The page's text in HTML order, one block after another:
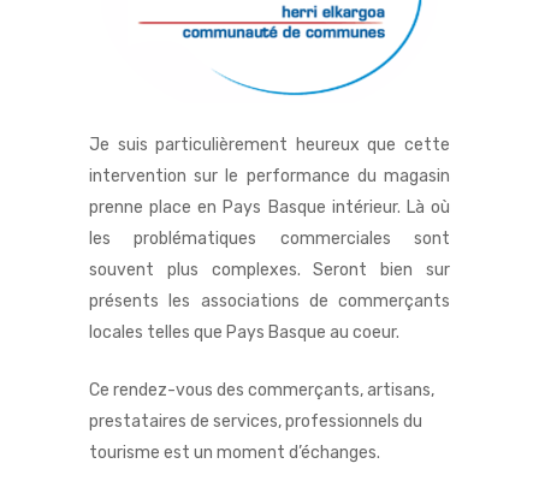
Je suis particulièrement heureux que cette
intervention sur le performance du magasin
prenne place en Pays Basque intérieur. Là où
les problématiques commerciales sont
souvent plus complexes. Seront bien sur
présents les associations de commerçants
locales telles que Pays Basque au coeur.
Ce rendez-vous des commerçants, artisans,
prestataires de services, professionnels du
tourisme est un moment d’échanges.